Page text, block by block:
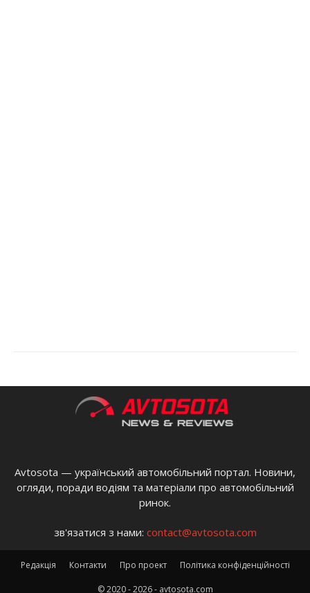
Avtosota — український автомобільний портал. Новини,
огляди, поради водіям та матеріали про автомобільний
ринок.
зв'язатися з нами: contact@avtosota.com
Редакція Контакти Про проект Політика конфіденційності
© 2020 - 2026 - avtosota.com